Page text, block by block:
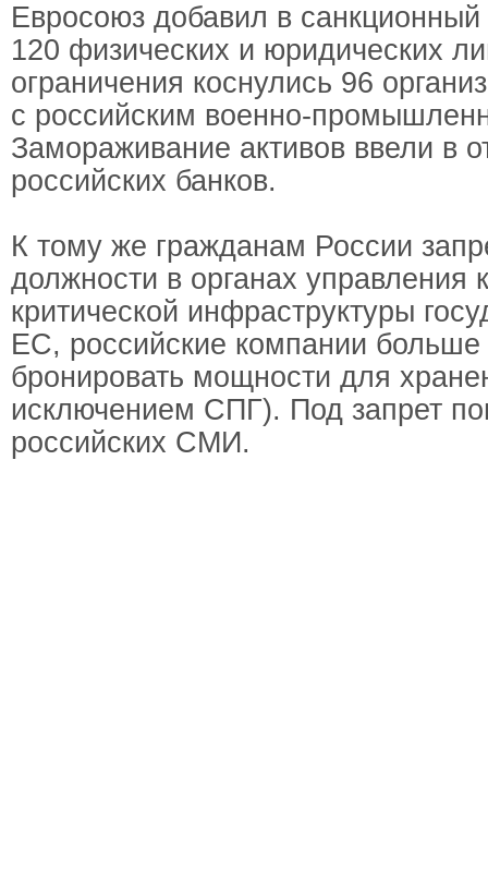
Евросоюз добавил в санкционный
120 физических и юридических
ограничения коснулись 96
с российским военно-
Замораживание активов ввели в
российских банков.
К тому же гражданам России
должности в органах управления
критической инфраструктуры
ЕС, российские компании больше
бронировать мощности для
исключением СПГ). Под запрет
российских СМИ.